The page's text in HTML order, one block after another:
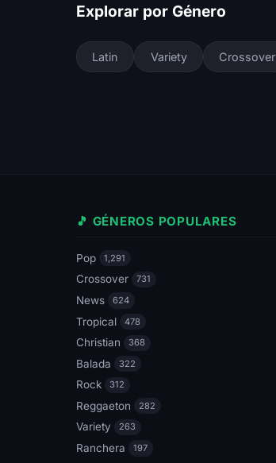
Explorar por Género
Latin Variety Crossover
🎵 GÉNEROS POPULARES
Pop 1,291
Crossover 731
News 624
Tropical 478
Christian 368
Balada 322
Rock 312
Reggaeton 282
Variety 263
Ranchera 197